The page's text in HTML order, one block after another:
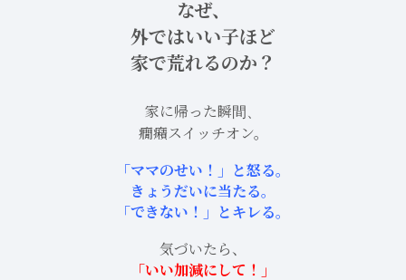
なぜ、
外ではいい子ほど
家で荒れるのか？
家に帰った瞬間、
癇癪スイッチオン。
「ママのせい！」と怒る。
きょうだいに当たる。
「できない！」とキレる。
気づいたら、
「いい加減にして！」